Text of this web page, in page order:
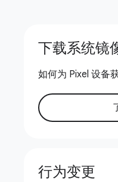
下载系统镜
如何为 Pixel 设备
行为变更